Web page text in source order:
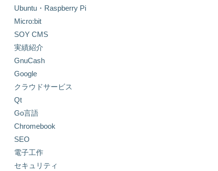
Ubuntu・Raspberry Pi
Micro:bit
SOY CMS
実績紹介
GnuCash
Google
クラウドサービス
Qt
Go言語
Chromebook
SEO
電子工作
セキュリティ